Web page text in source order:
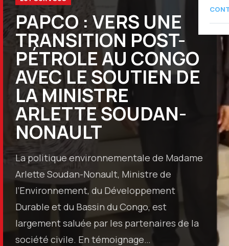
PAPCO : VERS UNE
TRANSITION POST-
PÉTROLE AU CONGO
AVEC LE SOUTIEN DE
LA MINISTRE
ARLETTE SOUDAN-
NONAULT
La politique environnementale de Madame
Arlette Soudan-Nonault, Ministre de
l’Environnement, du Développement
Durable et du Bassin du Congo, est
largement saluée par les partenaires de la
société civile. En témoignage…